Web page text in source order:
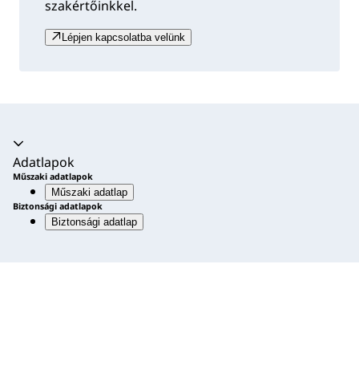
szakértőinkkel.
Lépjen kapcsolatba velünk
Akkordion kibővítve
Adatlapok
Műszaki adatlapok
Műszaki adatlap
Biztonsági adatlapok
Biztonsági adatlap